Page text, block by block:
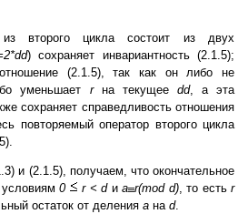
из второго цикла состоит из двух
) сохраняет инвариантность (2.1.5);
(2.1.5), так как он либо не
уменьшает rна текущее dd, а эта
сохраняет справедливость отношения
повторяемый оператор второго цикла
и (2.1.5), получаем, что окончательное
0 r < dи a r(mod d), то есть r
остаток от деления a на d.